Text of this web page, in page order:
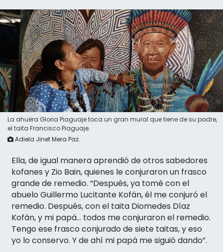
La ahuëra Gloria Piaguaje toca un gran mural que tiene de su padre,
el taita Francisco Piaguaje.
Adiela Jinet Mera Paz.
Ella, de igual manera aprendió de otros sabedores
kofanes y Zio Bain, quienes le conjuraron un frasco
grande de remedio. “Después, ya tomé con el
abuelo Guillermo Lucitante Kofán, él me conjuró el
remedio. Después, con el taita Diomedes Díaz
Kofán, y mi papá… todos me conjuraron el remedio.
Tengo ese frasco conjurado de siete taitas, y eso
yo lo conservo. Y de ahí mi papá me siguió dando”.